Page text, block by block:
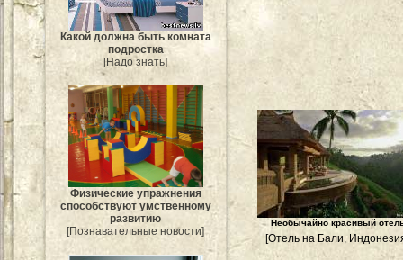
Какой должна быть комната
подростка
[Надо знать]
Физические упражнения
способствуют умственному
развитию
[Познавательные новости]
Необычайно красивый
[Отель на Бали,